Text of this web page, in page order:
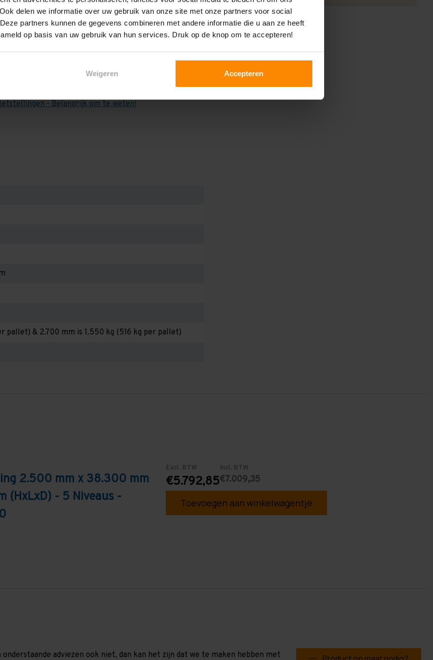
delen we informatie over uw gebruik van onze site met onze partners voor social
partners kunnen de gegevens combineren met andere informatie die u aan ze heeft
op basis van uw gebruik van hun services. Druk op de knop om te accepteren!
Weigeren Accepteren
draagvermogen per liggerniveau iets lager uit valt. Dit
meter, valt de draagkracht juist iets hoger uit.
u even contact met ons op te nemen. Wij voeren
bij aankoop van een rij palletstellingen. Wij kunnen
van uw situatie op beschreven staat! Kortom, bij
- Belangrijk om te weten!
pallet) & 2.700 mm is 1.550 kg (516 kg per pallet)
2.500 mm x 38.300 mm
(HxLxD) - 5 Niveaus -
Excl. BTW
€5.792,85
Incl. BTW
€7.009,35
Toevoegen aan winkelwagentje
adviezen ook niet, dan kan het zijn dat we te maken hebben met